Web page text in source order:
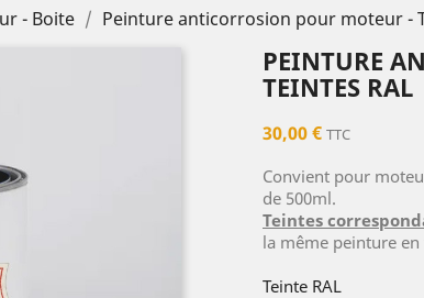
- Boite Peinture anticorrosion pour moteur -
PEINTURE
TEINTES RAL
30,00 € TTC
Convient pour
de 500ml.
Teintes
la même peinture
Teinte RAL